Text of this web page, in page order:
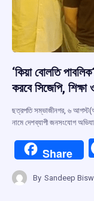
‘কিয়া বোলতি
করবে সিজেপি,
ছত্রপতি সম্ভাজীনগর, ৬
নামে দেশব্যাপী জনসংযোগ
Share
By Sandeep